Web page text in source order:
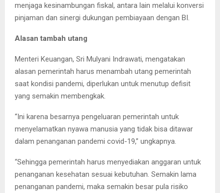
menjaga kesinambungan fiskal, antara lain melalui konversi
pinjaman dan sinergi dukungan pembiayaan dengan BI.
Alasan tambah utang
Menteri Keuangan, Sri Mulyani Indrawati, mengatakan
alasan pemerintah harus menambah utang pemerintah
saat kondisi pandemi, diperlukan untuk menutup defisit
yang semakin membengkak.
“Ini karena besarnya pengeluaran pemerintah untuk
menyelamatkan nyawa manusia yang tidak bisa ditawar
dalam penanganan pandemi covid-19,” ungkapnya.
“Sehingga pemerintah harus menyediakan anggaran untuk
penanganan kesehatan sesuai kebutuhan. Semakin lama
penanganan pandemi, maka semakin besar pula risiko